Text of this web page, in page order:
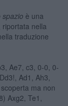
spazio è una
nella
traduzione
Ae7, c3, 0-0, 0-
Ad1, Ah3,
ma non
Axg2, Te1,